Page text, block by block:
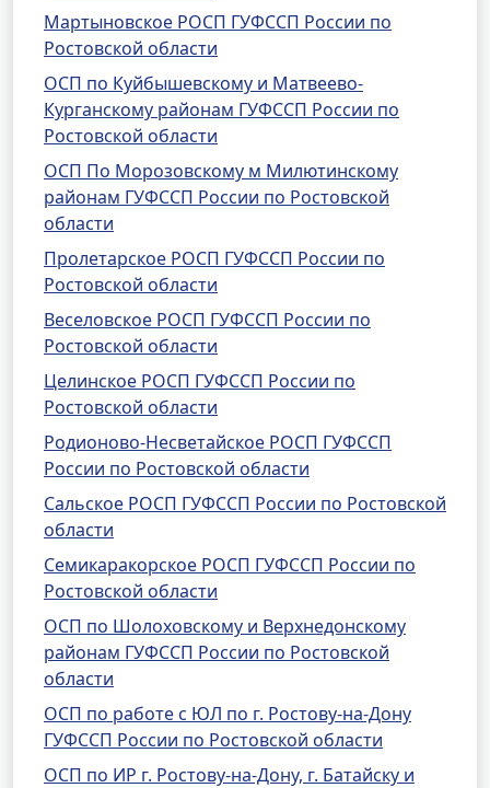
Мартыновское РОСП ГУФССП России по
Ростовской области
ОСП по Куйбышевскому и Матвеево-
Курганскому районам ГУФССП России по
Ростовской области
ОСП По Морозовскому м Милютинскому
районам ГУФССП России по Ростовской
области
Пролетарское РОСП ГУФССП России по
Ростовской области
Веселовское РОСП ГУФССП России по
Ростовской области
Целинское РОСП ГУФССП России по
Ростовской области
Родионово-Несветайское РОСП ГУФССП
России по Ростовской области
Сальское РОСП ГУФССП России по Ростовской
области
Семикаракорское РОСП ГУФССП России по
Ростовской области
ОСП по Шолоховскому и Верхнедонскому
районам ГУФССП России по Ростовской
области
ОСП по работе с ЮЛ по г. Ростову-на-Дону
ГУФССП России по Ростовской области
ОСП по ИР г. Ростову-на-Дону, г. Батайску и